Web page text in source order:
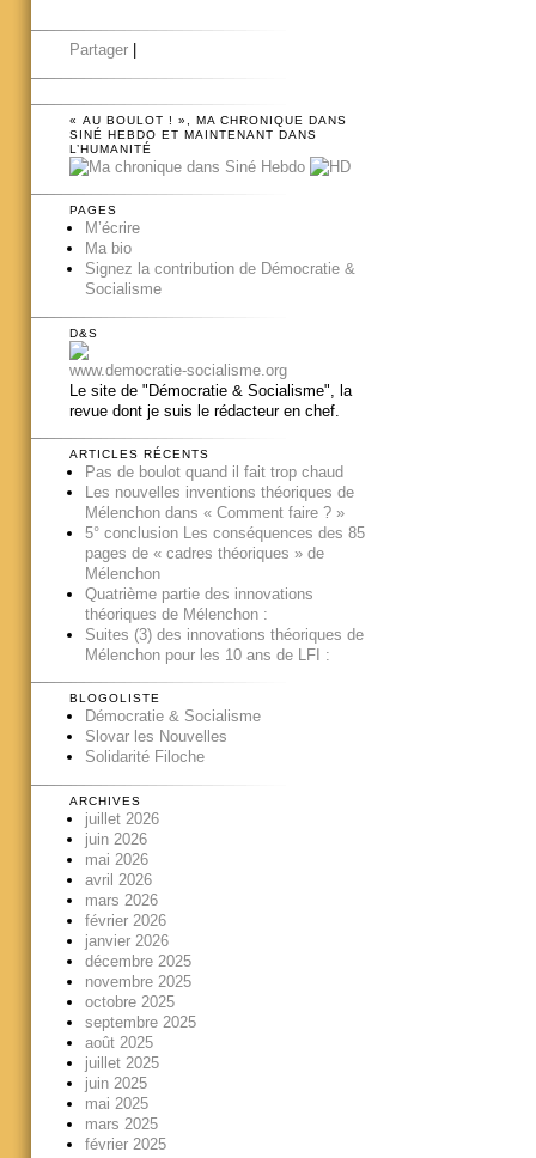
Partager
« AU BOULOT ! », MA CHRONIQUE DANS
SINÉ HEBDO ET MAINTENANT DANS
L’HUMANITÉ
PAGES
M’écrire
Ma bio
Signez la contribution de Démocratie &
Socialisme
D&S
www.democratie-socialisme.org
Le site de "Démocratie & Socialisme", la
revue dont je suis le rédacteur en chef.
ARTICLES RÉCENTS
Pas de boulot quand il fait trop chaud
Les nouvelles inventions théoriques de
Mélenchon dans « Comment faire ? »
5° conclusion Les conséquences des 85
pages de « cadres théoriques » de
Mélenchon
Quatrième partie des innovations
théoriques de Mélenchon :
Suites (3) des innovations théoriques de
Mélenchon pour les 10 ans de LFI :
BLOGOLISTE
Démocratie & Socialisme
Slovar les Nouvelles
Solidarité Filoche
ARCHIVES
juillet 2026
juin 2026
mai 2026
avril 2026
mars 2026
février 2026
janvier 2026
décembre 2025
novembre 2025
octobre 2025
septembre 2025
août 2025
juillet 2025
juin 2025
mai 2025
mars 2025
février 2025